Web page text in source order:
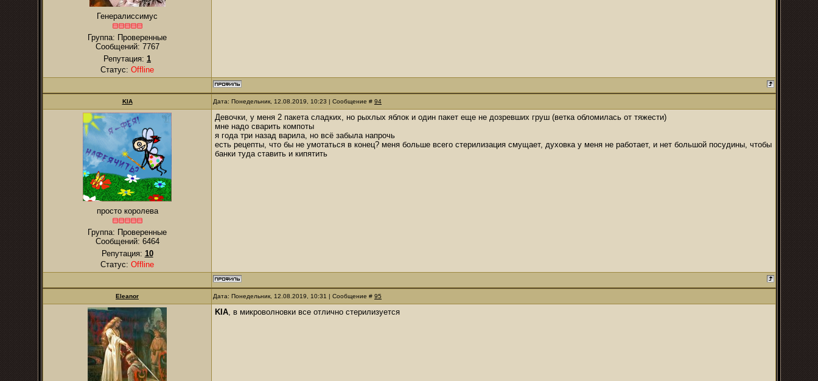
Генералиссимус
Группа: Проверенные
Сообщений: 7767
Репутация: 1
Статус: Offline
KIA Дата: Понедельник, 12.08.2019, 10:23 | Сообщение # 94
просто королева
Группа: Проверенные
Сообщений: 6464
Репутация: 10
Статус: Offline
Девочки, у меня 2 пакета сладких, но рыхлых яблок и один пакет еще не дозревших груш (ветка обломилась от тяжести)
мне надо сварить компоты
я года три назад варила, но всё забыла напрочь
есть рецепты, что бы не умотаться в конец? меня больше всего стерилизация смущает, духовка у меня не работает, и нет большой посудины, чтобы
банки туда ставить и кипятить
Eleanor Дата: Понедельник, 12.08.2019, 10:31 | Сообщение # 95
KIA, в микроволновки все отлично стерилизуется